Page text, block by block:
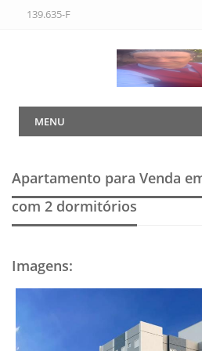
139.635-F
MENU
Apartamento para Venda
com 2 dormitórios
Imagens: